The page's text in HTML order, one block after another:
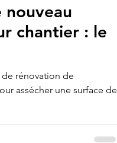
nouveau
chantier : le
rénovation de
assécher une surface de